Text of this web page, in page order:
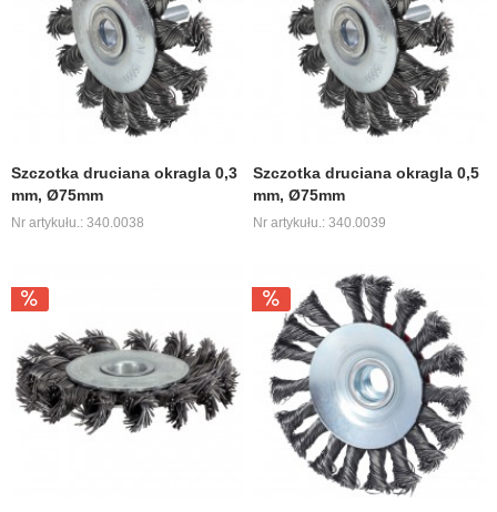
Szczotka druciana okragla 0,3
mm, Ø75mm
Nr artykułu.: 340.0038
Szczotka druciana okragla 0,5
mm, Ø75mm
Nr artykułu.: 340.0039